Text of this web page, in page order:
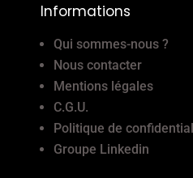
Informations
Qui sommes-nous ?
Nous contacter
Mentions légales
C.G.U.
Politique de
Groupe Linkedin